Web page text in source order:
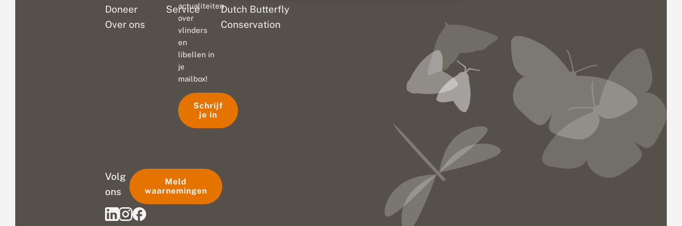
Doneer
Over ons
Service
Dutch Butterfly
Conservation
actualiteiten
over
vlinders
en
libellen in
je
mailbox!
Schrijf
je in
Volg
ons
Meld
waarnemingen